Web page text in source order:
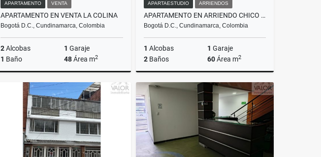
APARTAMENTO VENTA
APARTAMENTO EN VENTA LA COLINA
Bogotá D.C., Cundinamarca, Colombia
2Alcobas 1 Garaje
1 Baño 48Área m2
Venta
$340.000.000
APARTAESTUDIO ARRIENDOS
APARTAMENTO EN ARRIENDO CHICO NORTE
Bogotá D.C., Cundinamarca, Colombia
1 Alcobas 1 Garaje
2Baños 60Área m2
Arriendos
$3.500.000